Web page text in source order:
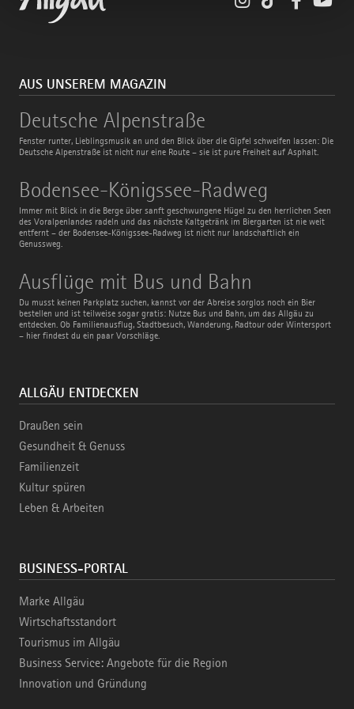
AUS UNSEREM MAGAZIN
Deutsche Alpenstraße
Fenster runter, Lieblingsmusik an und den Blick über die Gipfel schweifen lassen: Die
Deutsche Alpenstraße ist nicht nur eine Route – sie ist pure Freiheit auf Asphalt.
Deutsche
Alpenstraße
Bodensee-Königssee-Radweg
Immer mit Blick in die Berge über sanft geschwungene Hügel zu den herrlichen Seen
des Voralpenlandes radeln und das nächste Kaltgetränk im Biergarten ist nie weit
entfernt – der Bodensee-Königssee-Radweg ist nicht nur landschaftlich ein
Genussweg.
Bodensee-
Königssee-
Radweg
Ausflüge mit Bus und Bahn
Du musst keinen Parkplatz suchen, kannst vor der Abreise sorglos noch ein Bier
bestellen und ist teilweise sogar gratis: Nutze Bus und Bahn, um das Allgäu zu
entdecken. Ob Familienausflug, Stadtbesuch, Wanderung, Radtour oder Wintersport
– hier findest du ein paar Vorschläge.
Ausflüge
mit
Bus
und
Bahn
ALLGÄU ENTDECKEN
Draußen sein
Gesundheit & Genuss
Familienzeit
Kultur spüren
Leben & Arbeiten
BUSINESS-PORTAL
Marke Allgäu
Wirtschaftsstandort
Tourismus im Allgäu
Business Service: Angebote für die Region
Innovation und Gründung